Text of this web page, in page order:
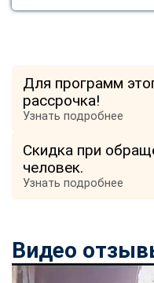
Для программ
рассрочка!
Узнать подробнее
Скидка при
человек.
Узнать подробнее
Видео